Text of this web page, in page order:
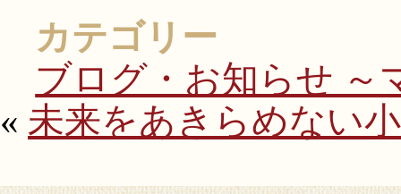
カテゴリー
ブログ・お知らせ ～
« 未来をあきらめない